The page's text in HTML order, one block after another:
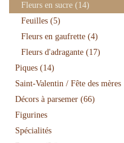
Fleurs en sucre (14)
Feuilles (5)
Fleurs en gaufrette (4)
Fleurs d'adragante (17)
Piques (14)
Saint-Valentin / Fête des mères
Décors à parsemer (66)
Figurines
Spécialités